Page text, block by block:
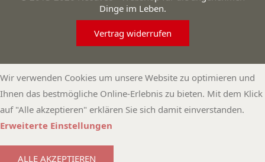
Dinge im Leben.
Vertrag widerrufen
Wir verwenden Cookies um unsere Website zu optimieren und
Ihnen das bestmögliche Online-Erlebnis zu bieten. Mit dem Klick
auf "Alle akzeptieren" erklären Sie sich damit einverstanden.
Erweiterte Einstellungen
ALLE AKZEPTIEREN